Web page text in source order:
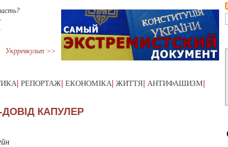
Укрревкульт >>
РЕПОРТАЖ ЕКОНОМІКА ЖИТТЯ АНТИФАШИЗМ
КАПУЛЕР